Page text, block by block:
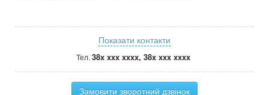
Показати контакти
Тел. 38x xxx xxxx, 38x xxx xxxx
Замовити зворотний дзвінок